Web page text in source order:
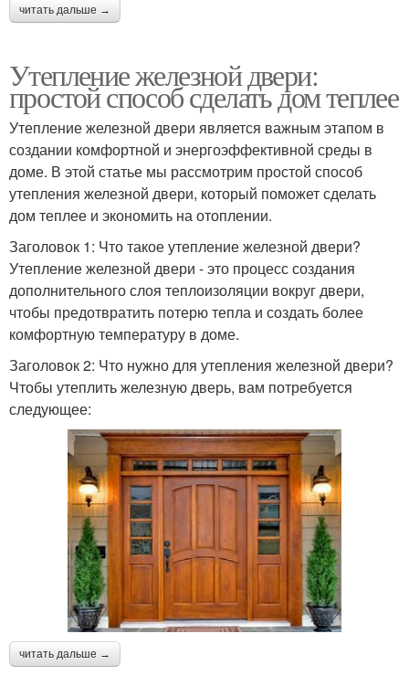
читать дальше →
Утепление железной двери:
простой способ сделать дом теплее
Утепление железной двери является важным этапом в
создании комфортной и энергоэффективной среды в
доме. В этой статье мы рассмотрим простой способ
утепления железной двери, который поможет сделать
дом теплее и экономить на отоплении.
Заголовок 1: Что такое утепление железной двери?
Утепление железной двери - это процесс создания
дополнительного слоя теплоизоляции вокруг двери,
чтобы предотвратить потерю тепла и создать более
комфортную температуру в доме.
Заголовок 2: Что нужно для утепления железной двери?
Чтобы утеплить железную дверь, вам потребуется
следующее:
читать дальше →